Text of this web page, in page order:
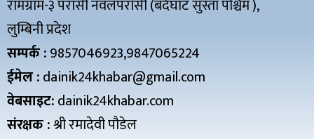
रामग्राम-३ परासी नवलपरासी (बर्दघाट सुस्ता पश्चिम ),
लुम्बिनी प्रदेश
सम्पर्क :9857046923,9847065224
ईमेल :dainik24khabar@gmail.com
वेबसाइट:dainik24khabar.com
संरक्षक :श्री रमादेवी पौडेल